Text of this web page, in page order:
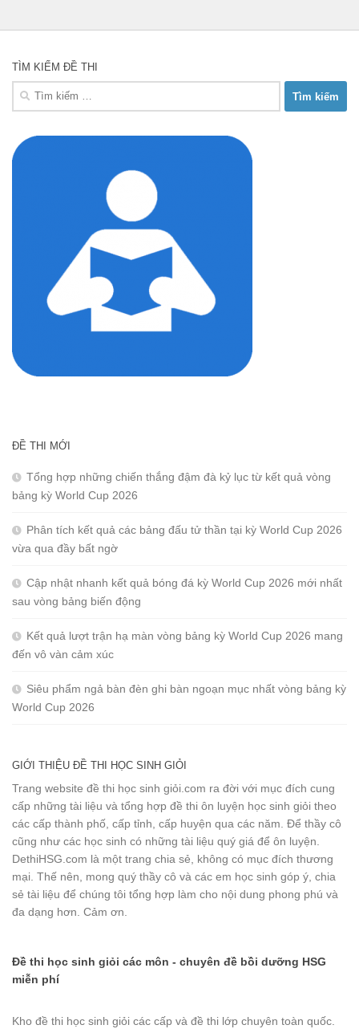
TÌM KIẾM ĐỀ THI
Tìm
kiếm
ĐỀ THI MỚI
Tổng hợp những chiến thắng đậm đà kỷ lục từ kết quả vòng
bảng kỳ World Cup 2026
Phân tích kết quả các bảng đấu tử thần tại kỳ World Cup 2026
vừa qua đầy bất ngờ
Cập nhật nhanh kết quả bóng đá kỳ World Cup 2026 mới nhất
sau vòng bảng biến động
Kết quả lượt trận hạ màn vòng bảng kỳ World Cup 2026 mang
đến vô vàn cảm xúc
Siêu phẩm ngả bàn đèn ghi bàn ngoạn mục nhất vòng bảng kỳ
World Cup 2026
GIỚI THIỆU ĐỀ THI HỌC SINH GIỎI
Trang website đề thi học sinh giỏi.com ra đời với mục đích cung
cấp những tài liệu và tổng hợp đề thi ôn luyện học sinh giỏi theo
các cấp thành phố, cấp tỉnh, cấp huyện qua các năm. Để thầy cô
cũng như các học sinh có những tài liệu quý giá để ôn luyện.
DethiHSG.com là một trang chia sẻ, không có mục đích thương
mại. Thế nên, mong quý thầy cô và các em học sinh góp ý, chia
sẻ tài liệu để chúng tôi tổng hợp làm cho nội dung phong phú và
đa dạng hơn. Cảm ơn.
Đề thi học sinh giỏi các môn - chuyên đề bồi dưỡng HSG
miễn phí
Kho đề thi học sinh giỏi các cấp và đề thi lớp chuyên toàn quốc.